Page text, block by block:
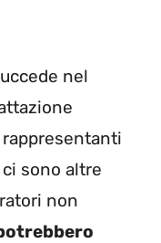
nel
sono altre
non